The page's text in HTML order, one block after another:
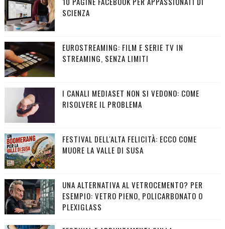
SCIENZA
EUROSTREAMING: FILM E SERIE TV IN
STREAMING, SENZA LIMITI
I CANALI MEDIASET NON SI VEDONO: COME
RISOLVERE IL PROBLEMA
FESTIVAL DELL'ALTA FELICITÀ: ECCO COME
MUORE LA VALLE DI SUSA
UNA ALTERNATIVA AL VETROCEMENTO? PER
ESEMPIO: VETRO PIENO, POLICARBONATO O
PLEXIGLASS